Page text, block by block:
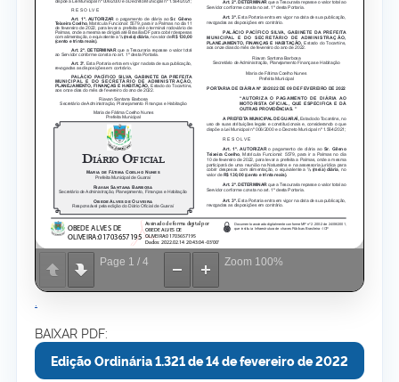
Page 1 / 4 Zoom 100%
BAIXAR PDF:
Edição Ordinária 1.321 de 14 de fevereiro de 2022